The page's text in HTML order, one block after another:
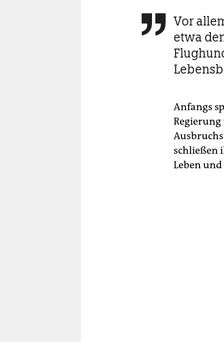
 Vor
etwa
Anfangs
schließen
Leben